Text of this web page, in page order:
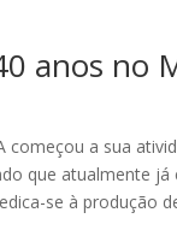
anos no
começou a sua
que atualmente
se à produção